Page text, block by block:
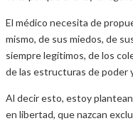
El médico necesita de
mismo, de sus miedos, de
siempre legítimos, de los
de las estructuras de poder
Al decir esto, estoy
en libertad, que nazcan